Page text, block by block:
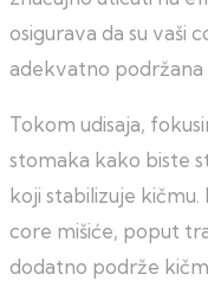
osigurava da su vaši
adekvatno
Tokom udisaja,
stomaka kako biste
koji stabilizuje
core mišiće, poput
dodatno podrže